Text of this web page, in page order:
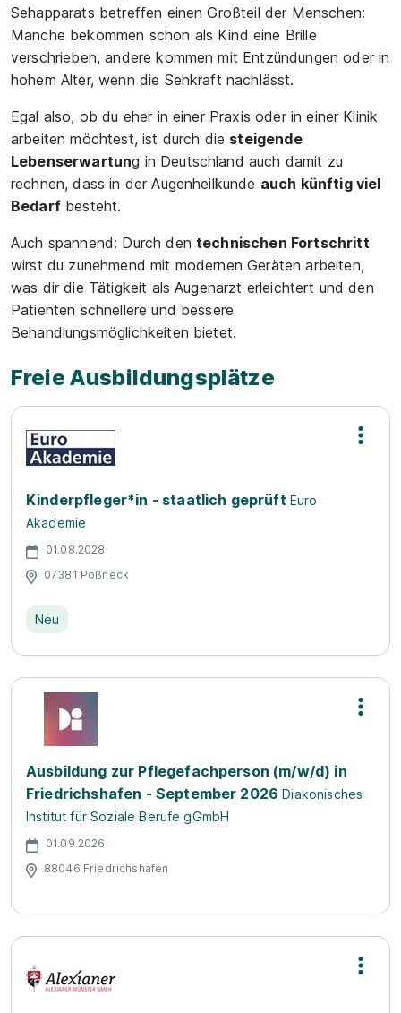
Sehapparats betreffen einen Großteil der Menschen:
Manche bekommen schon als Kind eine Brille
verschrieben, andere kommen mit Entzündungen oder in
hohem Alter, wenn die Sehkraft nachlässt.
Egal also, ob du eher in einer Praxis oder in einer Klinik
arbeiten möchtest, ist durch die steigende
Lebenserwartung in Deutschland auch damit zu
rechnen, dass in der Augenheilkunde auch künftig viel
Bedarfbesteht.
Auch spannend: Durch den technischen Fortschritt
wirst du zunehmend mit modernen Geräten arbeiten,
was dir die Tätigkeit als Augenarzt erleichtert und den
Patienten schnellere und bessere
Behandlungsmöglichkeiten bietet.
Freie Ausbildungsplätze
Kinderpfleger*in - staatlich geprüft Euro
Akademie
01.08.2028
07381 Pößneck
Neu
Ausbildung zur Pflegefachperson (m/w/d) in
Friedrichshafen - September 2026 Diakonisches
Institut für Soziale Berufe gGmbH
01.09.2026
88046 Friedrichshafen